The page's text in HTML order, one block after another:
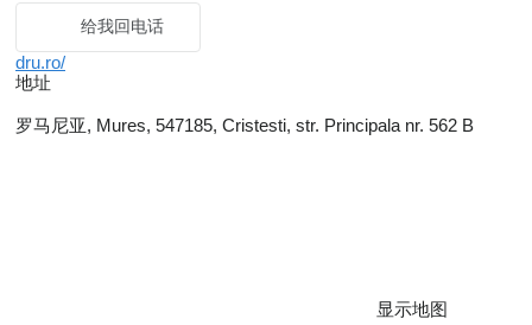
给我回电话
dru.ro/
地址
罗马尼亚, Mures, 547185, Cristesti, str. Principala nr. 562 B
显示地图